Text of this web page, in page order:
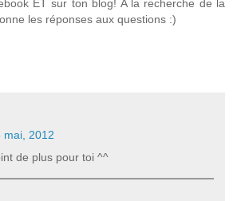
ET sur ton blog! A la recherche de la
les réponses aux questions :)
mai, 2012
de plus pour toi ^^